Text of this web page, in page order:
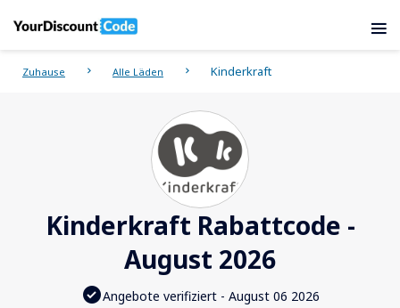
Zuhause Alle Läden Kinderkraft
Kinderkraft Rabattcode -
August 2026
Angebote verifiziert - August 06 2026